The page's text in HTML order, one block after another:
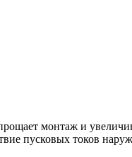
монтаж и
пусковых токов